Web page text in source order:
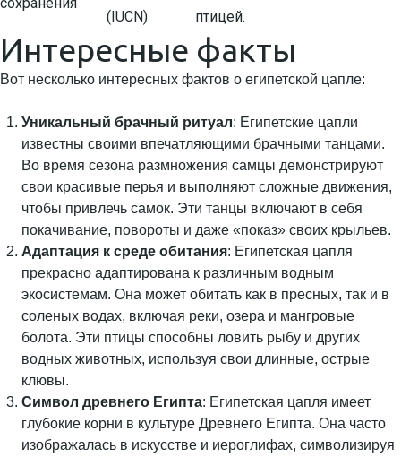
(IUCN) птицей.
Интересные факты
Вот несколько интересных фактов о египетской цапле:
Уникальный брачный ритуал: Египетские цапли
известны своими впечатляющими брачными танцами.
Во время сезона размножения самцы демонстрируют
свои красивые перья и выполняют сложные движения,
чтобы привлечь самок. Эти танцы включают в себя
покачивание, повороты и даже «показ» своих крыльев.
Адаптация к среде обитания: Египетская цапля
прекрасно адаптирована к различным водным
экосистемам. Она может обитать как в пресных, так и в
соленых водах, включая реки, озера и мангровые
болота. Эти птицы способны ловить рыбу и других
водных животных, используя свои длинные, острые
клювы.
Символ древнего Египта: Египетская цапля имеет
глубокие корни в культуре Древнего Египта. Она часто
изображалась в искусстве и иероглифах, символизируя